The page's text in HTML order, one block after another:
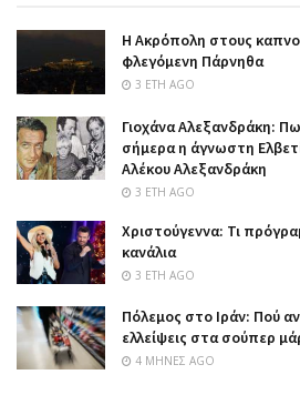
Η Ακρόπολη στους
φλεγόμενη Πάρνηθα
3 ΈΤΗ AGO
Γιοχάνα Αλεξανδράκη:
σήμερα η άγνωστη
Αλέκου Αλεξανδράκη
3 ΈΤΗ AGO
Χριστούγεννα: Τι
κανάλια
3 ΈΤΗ AGO
Πόλεμος στο Ιράν: Πού
ελλείψεις στα σούπερ
4 ΜΉΝΕΣ AGO